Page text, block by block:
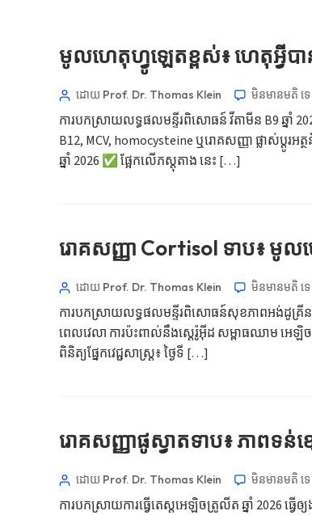
មូលហេតុហ្វូឡេតខ្ពស់៖ ហេតុអ្វីប
ដោយ Prof. Dr. Thomas Klein មិនមាន​មតិ​ ទេ
ការបកស្រាយលទ្ធផលមន្ទីរពិសោធន៍ វីតាមីន B9 ឆ្នាំ
B12, MCV, homocysteine ឬរោគសញ្ញា ផ្លាស់ប្តូរអត្
ឆ្នាំ 2026 ✅ ផ្អែកលើភស្តុតាង នេះ […]
រោគសញ្ញា Cortisol ទាប៖ មូលហ
ដោយ Prof. Dr. Thomas Klein មិនមាន​មតិ​ ទេ
ការបកស្រាយលទ្ធផលមន្ទីរពិសោធន៍សុខភាពអង់ដូគ្រីន
ពេលវេលា ការប៉ះពាល់នឹងស្តេរ៉ូអ៊ីដ សម្ពាធឈាម អេឡិច
ពិនិត្យផ្នែកវេជ្ជសាស្ត្រ៖ ថ្ងៃទី […]
រោគសញ្ញា​ផូស្វាតទាប៖ ភាព
ដោយ Prof. Dr. Thomas Klein មិនមាន​មតិ​ ទេ
ការបកស្រាយការធ្វើតេស្តអេឡិចត្រូលីត ឆ្នាំ 2026
Esperanto
Frysk
Ślōnskŏ gŏdka